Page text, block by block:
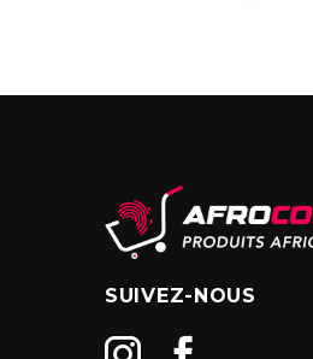
SUIVEZ-NOUS